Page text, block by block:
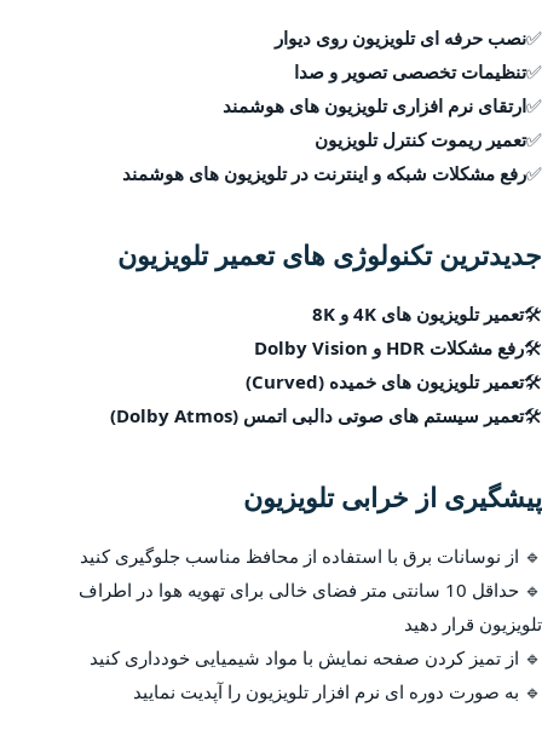
✅نصب حرفه ای تلویزیون روی دیوار
✅تنظیمات تخصصی تصویر و صدا
✅ارتقای نرم افزاری تلویزیون های هوشمند
✅تعمیر ریموت کنترل تلویزیون
✅رفع مشکلات شبکه و اینترنت در تلویزیون های هوشمند
جدیدترین تکنولوژی های تعمیر تلویزیون
🛠تعمیر تلویزیون های 4K و 8K
🛠رفع مشکلات HDR و Dolby Vision
🛠تعمیر تلویزیون های خمیده (Curved)
🛠تعمیر سیستم های صوتی دالبی اتمس (Dolby Atmos)
پیشگیری از خرابی تلویزیون
🔹 از نوسانات برق با استفاده از محافظ مناسب جلوگیری کنید
🔹 حداقل 10 سانتی متر فضای خالی برای تهویه هوا در اطراف
تلویزیون قرار دهید
🔹 از تمیز کردن صفحه نمایش با مواد شیمیایی خودداری کنید
🔹 به صورت دوره ای نرم افزار تلویزیون را آپدیت نمایید